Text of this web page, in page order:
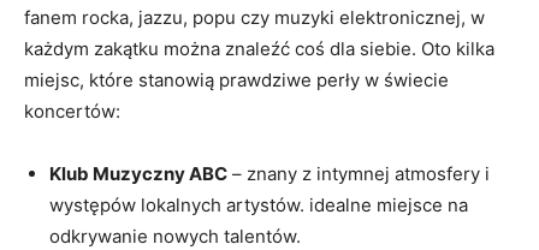
fanem rocka, jazzu, popu czy muzyki elektronicznej, w
każdym zakątku można znaleźć coś dla siebie. Oto kilka
miejsc, które stanowią prawdziwe perły w świecie
koncertów:
Klub Muzyczny ABC – znany z intymnej atmosfery i
występów lokalnych artystów. idealne miejsce na
odkrywanie nowych talentów.